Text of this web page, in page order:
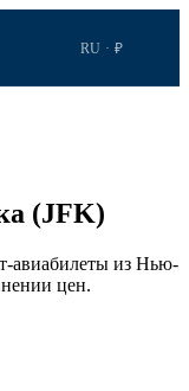
RU · ₽
(JFK)
авиабилеты из Нью-
цен.